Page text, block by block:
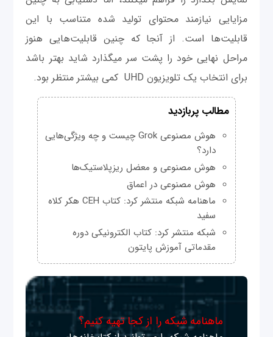
مزایایی نیازمند محتوای تولید شده متناسب با این
قابلیت‌ها است. از آنجا که چنین قابلیت‌هایی هنوز
مراحل نهایی خود را پشت سر می‎گذارد شاید بهتر باشد
برای انتخاب یک تلویزیون UHD کمی‎ بیشتر منتظر بود.
مطالب پربازدید
هوش مصنوعی Grok چیست و چه ویژگی‌هایی
دارد؟
هوش مصنوعی و معضل ریزپلاستیک‌ها
هوش مصنوعی در اعماق
ماهنامه شبکه منتشر کرد: کتاب CEH هکر کلاه
سفید
شبکه منتشر کرد: کتاب الکترونیکی دوره
مقدماتی آموزش پایتون
ماهنامه شبکه را از کجا تهیه کنیم؟